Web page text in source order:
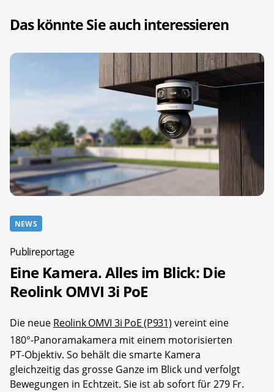
Das könnte Sie auch interessieren
NEWS
Publireportage
Eine Kamera. Alles im Blick: Die
Reolink OMVI 3i PoE
Die neue Reolink OMVI 3i PoE (P931) vereint eine
180°-Panoramakamera mit einem motorisierten
PT-Objektiv. So behält die smarte Kamera
gleichzeitig das grosse Ganze im Blick und verfolgt
Bewegungen in Echtzeit. Sie ist ab sofort für 279 Fr.